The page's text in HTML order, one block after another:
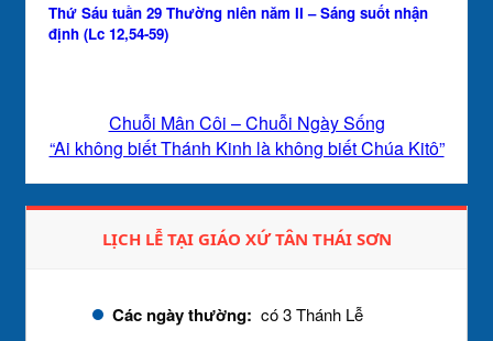
Thứ Sáu tuần 29 Thường niên năm II – Sáng suốt nhận
định (Lc 12,54-59)
Chuỗi Mân Côi – Chuỗi Ngày Sống
“Ai không biết Thánh Kinh là không biết Chúa Kitô”
LỊCH LỄ TẠI GIÁO XỨ TÂN THÁI SƠN
Các ngày thường: có 3 Thánh Lễ